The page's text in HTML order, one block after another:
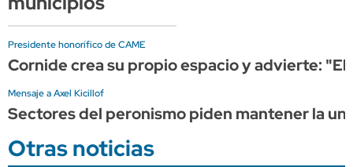
Presidente honorífico de CAME
Cornide crea su propio espacio y advierte:
Mensaje a Axel Kicillof
Sectores del peronismo piden mantener la
Otras noticias